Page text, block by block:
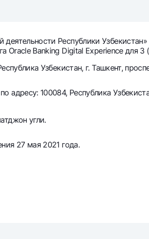
Акции
Республики
Oracle Banking Digital Experience для
Узбекистан, г. Ташкент,
адресу: 100084, Республика
угли.
27 мая 2021 года.